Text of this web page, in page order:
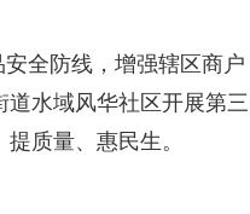
全防线，增强辖区商户
水域风华社区开展第三
质量、惠民生。